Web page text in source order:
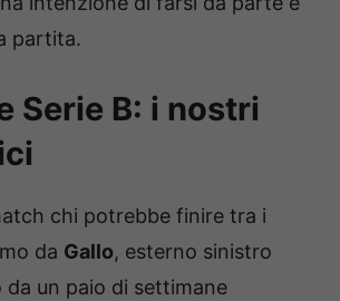
partita.
Serie B: i nostri
chi potrebbe finire tra i
da Gallo, esterno sinistro
un paio di settimane